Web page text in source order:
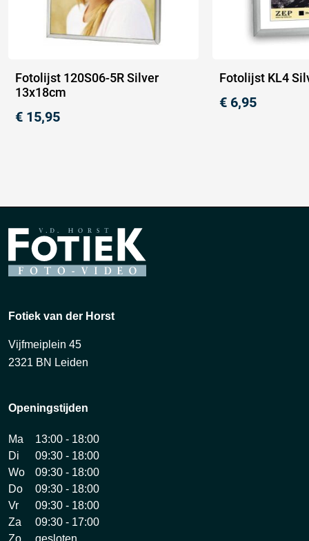
Fotolijst 120S06-5R Silver
13x18cm
€ 15,95
Fotolijst KL4
€ 6,95
Fotiek van der Horst
Vijfmeiplein 45
2321 BN Leiden
Openingstijden
Ma
13:00 - 18:00
Di
09:30 - 18:00
Wo
09:30 - 18:00
Do
09:30 - 18:00
Vr
09:30 - 18:00
Za
09:30 - 17:00
Zo
gesloten